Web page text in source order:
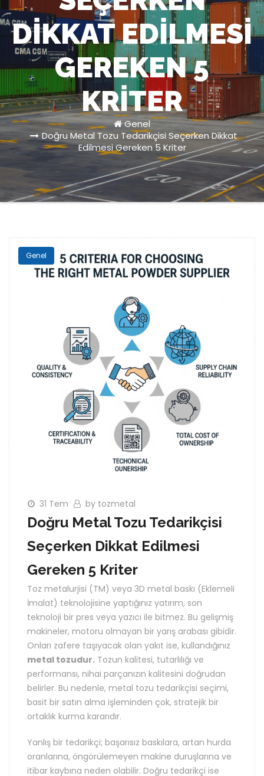
DIKKAT EDILMESI
GEREKEN 5
KRITER
Genel
Doğru Metal Tozu Tedarikçisi Seçerken Dikkat
Edilmesi Gereken 5 Kriter
Genel
31 Tem by tozmetal
Doğru Metal Tozu Tedarikçisi
Seçerken Dikkat Edilmesi
Gereken 5 Kriter
Toz metalurjisi (TM) veya 3D metal baskı (Eklemeli
İmalat) teknolojisine yaptığınız yatırım, son
teknoloji bir pres veya yazıcı ile bitmez. Bu gelişmiş
makineler, motoru olmayan bir yarış arabası gibidir.
Onları zafere taşıyacak olan yakıt ise, kullandığınız
metal tozudur. Tozun kalitesi, tutarlılığı ve
performansı, nihai parçanızın kalitesini doğrudan
belirler. Bu nedenle, metal tozu tedarikçisi seçimi,
basit bir satın alma işleminden çok, stratejik bir
ortaklık kurma kararıdır.
Yanlış bir tedarikçi; başarısız baskılara, artan hurda
oranlarına, öngörülemeyen makine duruşlarına ve
itibar kaybına neden olabilir. Doğru tedarikçi ise